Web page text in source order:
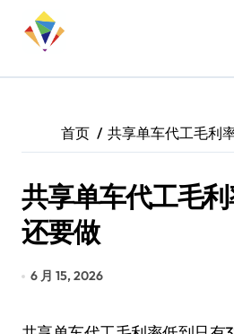
首页 共享单车代工毛利
共享单车代工毛
还要做
6 月 15, 2026